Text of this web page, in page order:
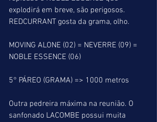
explodirá em breve, são perigosos.
REDCURRANT gosta da grama, olho.
MOVING ALONE (02) = NEVERRE (09) =
NOBLE ESSENCE (06)
5° PÁREO (GRAMA) => 1000 metros
Outra pedreira máxima na reunião. O
sanfonado LACOMBE possui muita